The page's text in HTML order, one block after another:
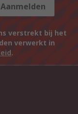
Aanmelden
verstrekt bij het
verwerkt in
.